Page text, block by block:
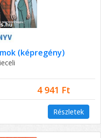
(képregény)
4 941 Ft
Részletek